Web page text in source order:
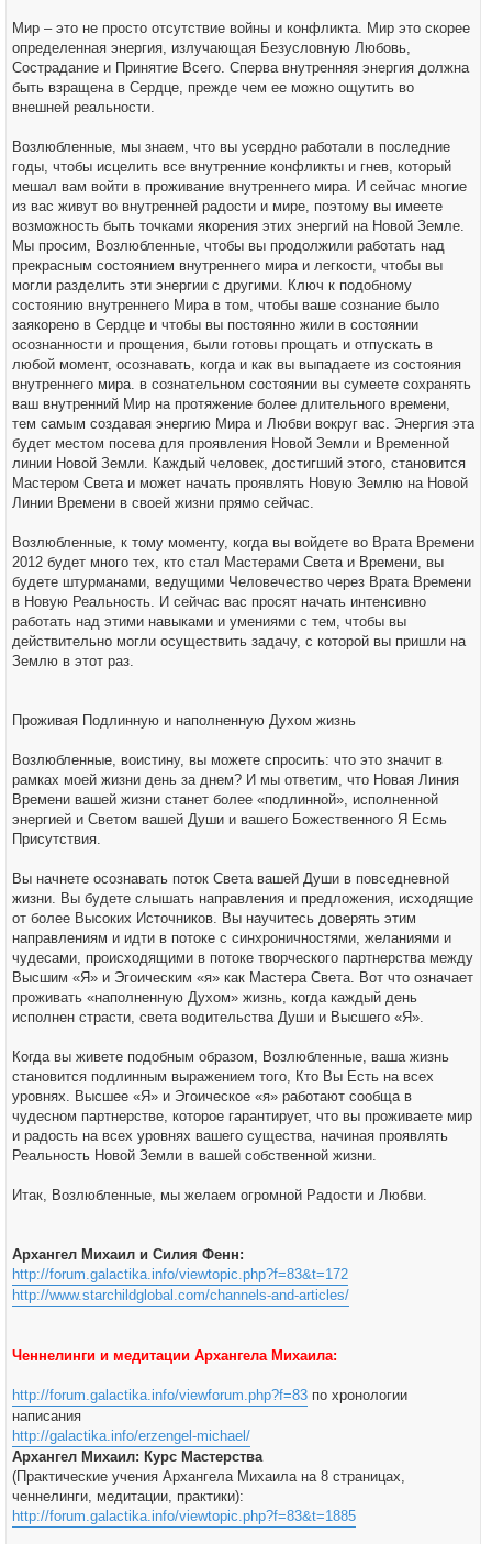
Мир – это не просто отсутствие войны и конфликта. Мир это скорее
определенная энергия, излучающая Безусловную Любовь,
Сострадание и Принятие Всего. Сперва внутренняя энергия должна
быть взращена в Сердце, прежде чем ее можно ощутить во
внешней реальности.
Возлюбленные, мы знаем, что вы усердно работали в последние
годы, чтобы исцелить все внутренние конфликты и гнев, который
мешал вам войти в проживание внутреннего мира. И сейчас многие
из вас живут во внутренней радости и мире, поэтому вы имеете
возможность быть точками якорения этих энергий на Новой Земле.
Мы просим, Возлюбленные, чтобы вы продолжили работать над
прекрасным состоянием внутреннего мира и легкости, чтобы вы
могли разделить эти энергии с другими. Ключ к подобному
состоянию внутреннего Мира в том, чтобы ваше сознание было
заякорено в Сердце и чтобы вы постоянно жили в состоянии
осознанности и прощения, были готовы прощать и отпускать в
любой момент, осознавать, когда и как вы выпадаете из состояния
внутреннего мира. в сознательном состоянии вы сумеете сохранять
ваш внутренний Мир на протяжение более длительного времени,
тем самым создавая энергию Мира и Любви вокруг вас. Энергия эта
будет местом посева для проявления Новой Земли и Временной
линии Новой Земли. Каждый человек, достигший этого, становится
Мастером Света и может начать проявлять Новую Землю на Новой
Линии Времени в своей жизни прямо сейчас.
Возлюбленные, к тому моменту, когда вы войдете во Врата Времени
2012 будет много тех, кто стал Мастерами Света и Времени, вы
будете штурманами, ведущими Человечество через Врата Времени
в Новую Реальность. И сейчас вас просят начать интенсивно
работать над этими навыками и умениями с тем, чтобы вы
действительно могли осуществить задачу, с которой вы пришли на
Землю в этот раз.
Проживая Подлинную и наполненную Духом жизнь
Возлюбленные, воистину, вы можете спросить: что это значит в
рамках моей жизни день за днем? И мы ответим, что Новая Линия
Времени вашей жизни станет более «подлинной», исполненной
энергией и Светом вашей Души и вашего Божественного Я Есмь
Присутствия.
Вы начнете осознавать поток Света вашей Души в повседневной
жизни. Вы будете слышать направления и предложения, исходящие
от более Высоких Источников. Вы научитесь доверять этим
направлениям и идти в потоке с синхроничностями, желаниями и
чудесами, происходящими в потоке творческого партнерства между
Высшим «Я» и Эгоическим «я» как Мастера Света. Вот что означает
проживать «наполненную Духом» жизнь, когда каждый день
исполнен страсти, света водительства Души и Высшего «Я».
Когда вы живете подобным образом, Возлюбленные, ваша жизнь
становится подлинным выражением того, Кто Вы Есть на всех
уровнях. Высшее «Я» и Эгоическое «я» работают сообща в
чудесном партнерстве, которое гарантирует, что вы проживаете мир
и радость на всех уровнях вашего существа, начиная проявлять
Реальность Новой Земли в вашей собственной жизни.
Итак, Возлюбленные, мы желаем огромной Радости и Любви.
Архангел Михаил и Силия Фенн:
http://forum.galactika.info/viewtopic.php?f=83&t=172
http://www.starchildglobal.com/channels-and-articles/
Ченнелинги и медитации Архангела Михаила:
http://forum.galactika.info/viewforum.php?f=83 по хронологии
написания
http://galactika.info/erzengel-michael/
Архангел Михаил: Курс Мастерства
(Практические учения Архангела Михаила на 8 страницах,
ченнелинги, медитации, практики):
http://forum.galactika.info/viewtopic.php?f=83&t=1885